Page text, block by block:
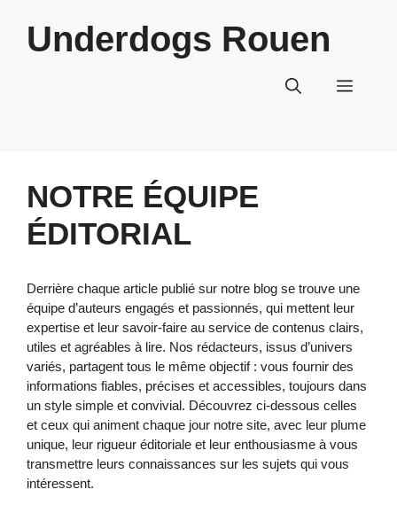
contenuUnderdogs Rouen
Menu
NOTRE ÉQUIPE
ÉDITORIAL
Derrière chaque article publié sur notre blog se trouve une
équipe d’auteurs engagés et passionnés, qui mettent leur
expertise et leur savoir-faire au service de contenus clairs,
utiles et agréables à lire. Nos rédacteurs, issus d’univers
variés, partagent tous le même objectif : vous fournir des
informations fiables, précises et accessibles, toujours dans
un style simple et convivial. Découvrez ci-dessous celles
et ceux qui animent chaque jour notre site, avec leur plume
unique, leur rigueur éditoriale et leur enthousiasme à vous
transmettre leurs connaissances sur les sujets qui vous
intéressent.